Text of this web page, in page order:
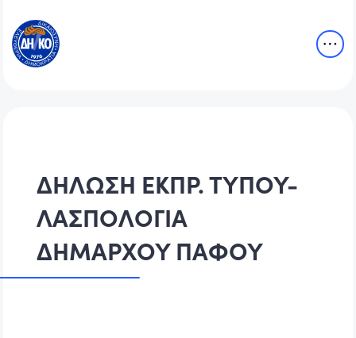
ΔΗΛΩΣΗ ΕΚΠΡ. ΤΥΠΟΥ-
ΛΑΣΠΟΛΟΓΙΑ
ΔΗΜΑΡΧΟΥ ΠΑΦΟΥ